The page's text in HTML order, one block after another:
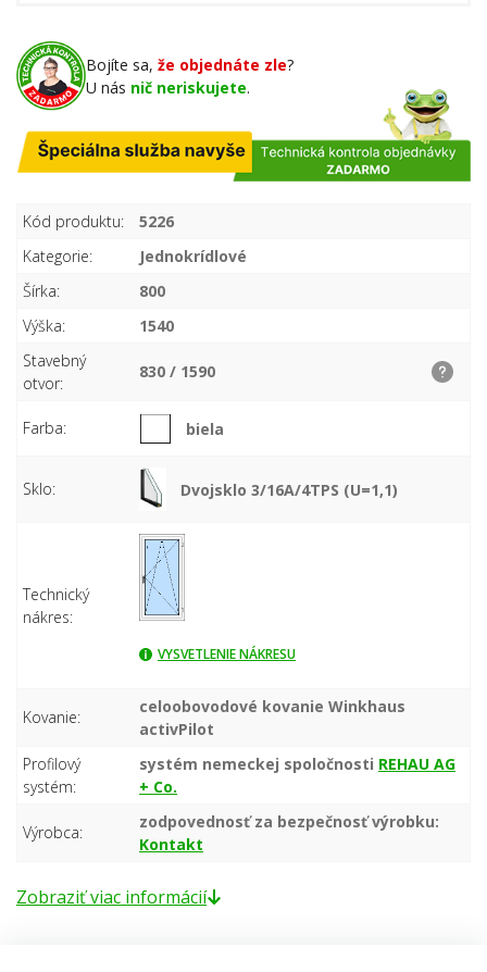
Bojíte sa, že objednáte zle?
U nás nič neriskujete.
Kód produktu:
5226
Kategorie:
Jednokrídlové
Šírka:
800
Výška:
1540
Stavebný
otvor:
830 / 1590
Farba: biela
Sklo: Dvojsklo 3/16A/4TPS (U=1,1)
Technický
nákres:
VYSVETLENIE NÁKRESU
Kovanie:
celoobovodové kovanie Winkhaus
activPilot
Profilový
systém:
systém nemeckej spoločnosti REHAU AG
+ Co.
Výrobca:
zodpovednosť za bezpečnosť výrobku:
Kontakt
Zobraziť viac informácií